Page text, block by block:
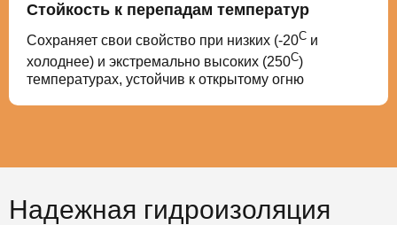
Стойкость к перепадам температур
Сохраняет свои свойство при низких (-20С и
холоднее) и экстремально высоких (250С)
температурах, устойчив к открытому огню
Надежная гидроизоляция